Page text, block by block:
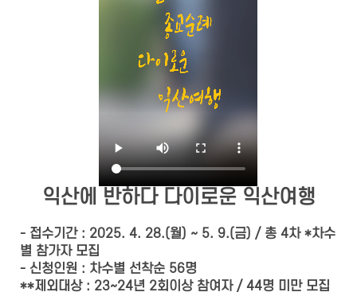
익산에 반하다 다이로운 익산여행
- 접수기간 : 2025. 4. 28.(월) ~ 5. 9.(금) / 총 4차 *차수
별 참가자 모집
- 신청인원 : 차수별 선착순 56명
**제외대상 : 23~24년 2회이상 참여자 / 44명 미만 모집